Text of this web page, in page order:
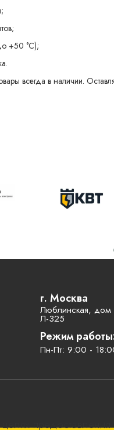
+50 °С);
всегда в наличии.
г. Москва
Люблинская,
Л-325
Режим
Пн-Пт: 9:00 -